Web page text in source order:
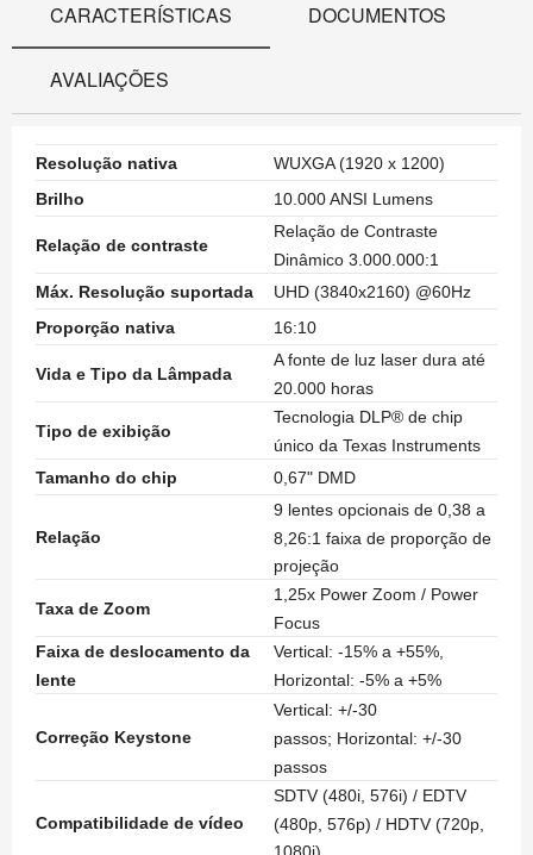
CARACTERÍSTICAS DOCUMENTOS
AVALIAÇÕES
Resolução nativa
WUXGA (1920 x 1200)
Brilho
10.000 ANSI Lumens
Relação de contraste
Relação de Contraste
Dinâmico 3.000.000:1
Máx. Resolução suportada
UHD (3840x2160) @60Hz
Proporção nativa
16:10
Vida e Tipo da Lâmpada
A fonte de luz laser dura até
20.000 horas
Tipo de exibição
Tecnologia DLP® de chip
único da Texas Instruments
Tamanho do chip
0,67" DMD
Relação
9 lentes opcionais de 0,38 a
8,26:1 faixa de proporção de
projeção
Taxa de Zoom
1,25x Power Zoom / Power
Focus
Faixa de deslocamento da
lente
Vertical: -15% a +55%,
Horizontal: -5% a +5%
Correção Keystone
Vertical: +/-30
passos; Horizontal: +/-30
passos
Compatibilidade de vídeo
SDTV (480i, 576i) / EDTV
(480p, 576p) / HDTV (720p,